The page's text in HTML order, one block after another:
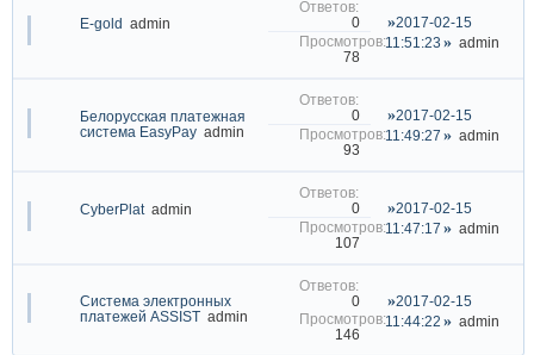
E-gold admin 0
78
2017-02-15
11:51:23
admin
Белорусская платежная
система EasyPay admin
0
93
2017-02-15
11:49:27
admin
CyberPlat admin 0
107
2017-02-15
11:47:17
admin
Система электронных
платежей ASSIST admin
0
146
2017-02-15
11:44:22
admin